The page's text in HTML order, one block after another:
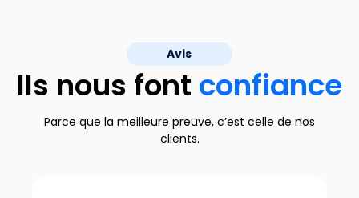
Avis
Ils nous font confiance
Parce que la meilleure preuve, c’est celle de nos
clients.